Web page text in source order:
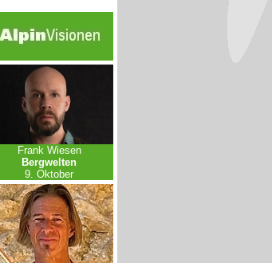
Frank Wiesen
Bergwelten
9. Oktober